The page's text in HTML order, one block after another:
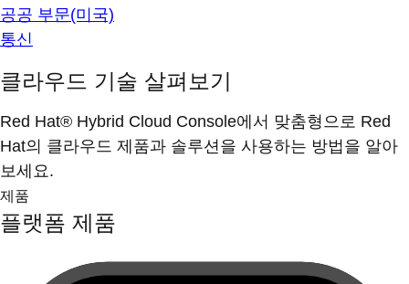
공공 부문(미국)
통신
클라우드 기술 살펴보기
Red Hat® Hybrid Cloud Console에서 맞춤형으로 Red
Hat의 클라우드 제품과 솔루션을 사용하는 방법을 알아
보세요.
제품
플랫폼 제품